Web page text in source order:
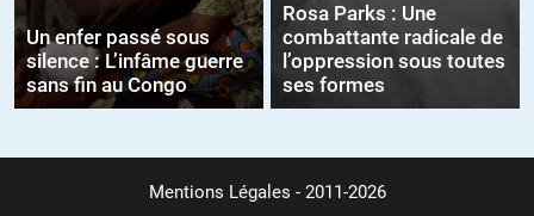
Un enfer passé sous
silence : L’infâme guerre
sans fin au Congo
Rosa Parks : Une
combattante radicale de
l’oppression sous toutes
ses formes
Mentions Légales - 2011-2026